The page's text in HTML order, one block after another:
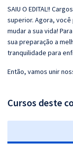
SAIU O EDITAL!!
superior. Agora,
mudar a sua vida!
sua preparação a
tranquilidade para
Então, vamos unir
Cursos deste